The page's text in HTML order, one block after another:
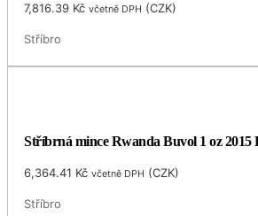
7,816.39 Kč včetně DPH (CZK)
Stříbro
Stříbrná mince Rwanda Buvol 1 oz
6,364.41 Kč včetně DPH (CZK)
Stříbro